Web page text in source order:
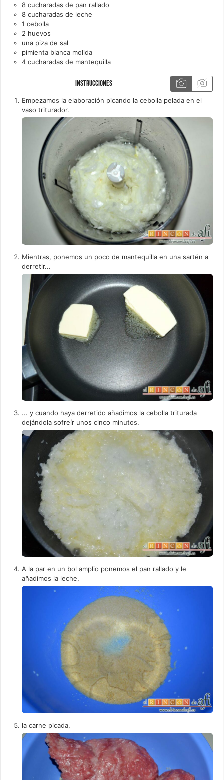
8 cucharadas de pan rallado
8 cucharadas de leche
1 cebolla
2 huevos
una piza de sal
pimienta blanca molida
4 cucharadas de mantequilla
INSTRUCCIONES
Empezamos la elaboración picando la cebolla pelada en el
vaso triturador.
Mientras, ponemos un poco de mantequilla en una sartén a
derretir...
... y cuando haya derretido añadimos la cebolla triturada
dejándola sofreír unos cinco minutos.
A la par en un bol amplio ponemos el pan rallado y le
añadimos la leche,
la carne picada,